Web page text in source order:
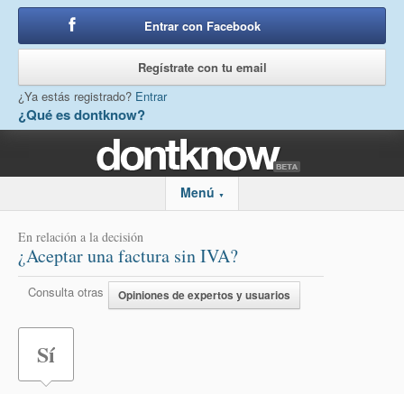
¿Qué es dontknow?
Entrar con Facebook
Regístrate con tu email
¿Ya estás registrado? Entrar
Menú ▼
En relación a la decisión
¿Aceptar una factura sin IVA?
Consulta otras Opiniones de expertos y usuarios
Sí